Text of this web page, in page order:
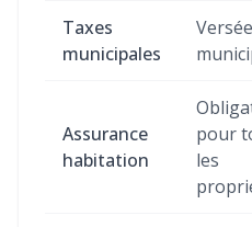
Taxes
municipales
Assurance
habitation
pour
les